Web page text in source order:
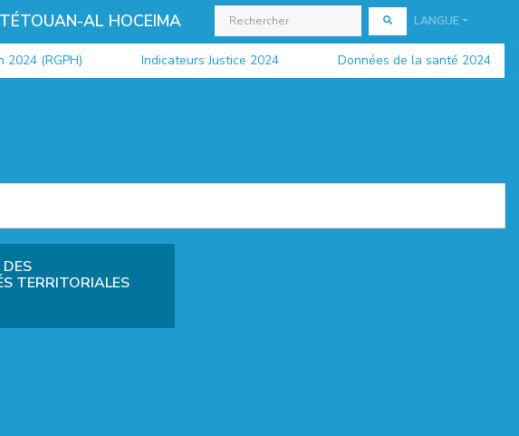
AL HOCEIMA LANGUE
(RGPH) Indicateurs Justice 2024 Données de la santé 2024
TERRITORIALES